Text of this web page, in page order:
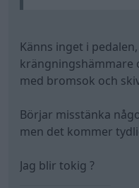
Känns inget i
krängningshämmare
med bromsok och
Börjar misstänka
men det kommer
Jag blir tokig ?